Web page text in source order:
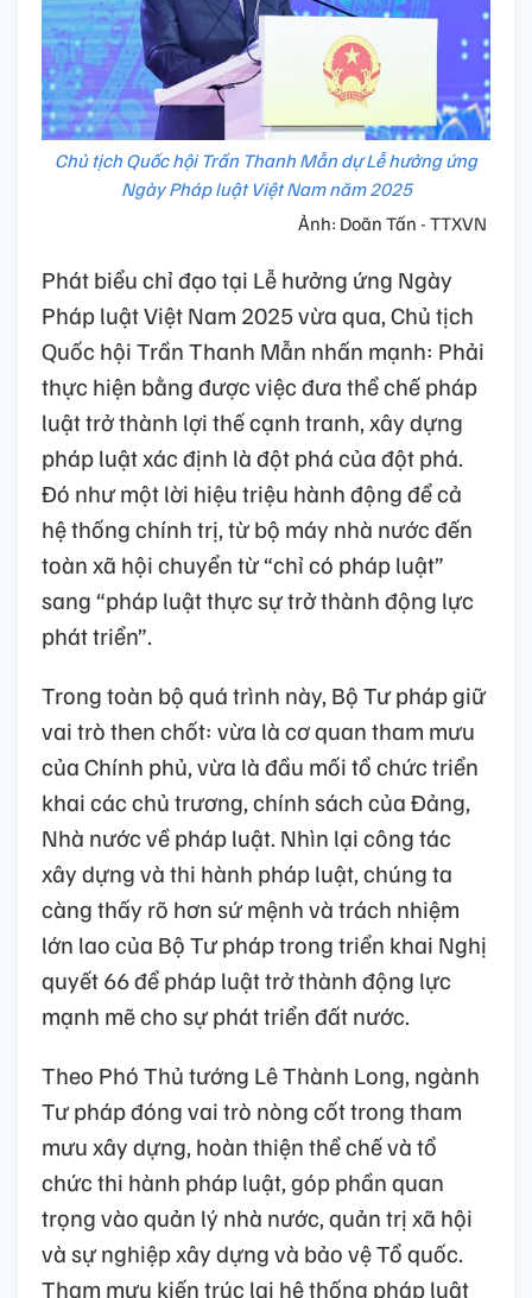
Chủ tịch Quốc hội Trần Thanh Mẫn dự Lễ hưởng ứng
Ngày Pháp luật Việt Nam năm 2025
Ảnh: Doãn Tấn - TTXVN
Phát biểu chỉ đạo tại Lễ hưởng ứng Ngày
Pháp luật Việt Nam 2025 vừa qua, Chủ tịch
Quốc hội Trần Thanh Mẫn nhấn mạnh: Phải
thực hiện bằng được việc đưa thể chế pháp
luật trở thành lợi thế cạnh tranh, xây dựng
pháp luật xác định là đột phá của đột phá.
Đó như một lời hiệu triệu hành động để cả
hệ thống chính trị, từ bộ máy nhà nước đến
toàn xã hội chuyển từ “chỉ có pháp luật”
sang “pháp luật thực sự trở thành động lực
phát triển”.
Trong toàn bộ quá trình này, Bộ Tư pháp giữ
vai trò then chốt: vừa là cơ quan tham mưu
của Chính phủ, vừa là đầu mối tổ chức triển
khai các chủ trương, chính sách của Đảng,
Nhà nước về pháp luật. Nhìn lại công tác
xây dựng và thi hành pháp luật, chúng ta
càng thấy rõ hơn sứ mệnh và trách nhiệm
lớn lao của Bộ Tư pháp trong triển khai Nghị
quyết 66 để pháp luật trở thành động lực
mạnh mẽ cho sự phát triển đất nước.
Theo Phó Thủ tướng Lê Thành Long, ngành
Tư pháp đóng vai trò nòng cốt trong tham
mưu xây dựng, hoàn thiện thể chế và tổ
chức thi hành pháp luật, góp phần quan
trọng vào quản lý nhà nước, quản trị xã hội
và sự nghiệp xây dựng và bảo vệ Tổ quốc.
Tham mưu kiến trúc lại hệ thống pháp luật